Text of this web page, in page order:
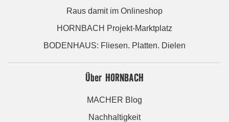
Raus damit im Onlineshop
HORNBACH Projekt-Marktplatz
BODENHAUS: Fliesen. Platten. Dielen
Über HORNBACH
MACHER Blog
Nachhaltigkeit